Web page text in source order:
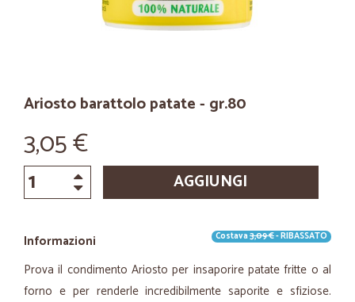
Ariosto barattolo patate - gr.80
3,05 €
AGGIUNGI
Informazioni Costava3,09 €- RIBASSATO
Prova il condimento Ariosto per insaporire patate fritte o al
forno e per renderle incredibilmente saporite e sfiziose.